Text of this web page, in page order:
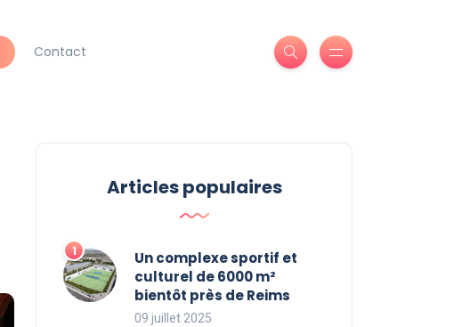
Contact
Articles populaires
Un complexe sportif et
culturel de 6000 m²
bientôt près de Reims
09 juillet 2025